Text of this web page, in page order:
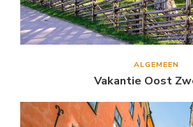
ALGEMEEN
Vakantie Oost